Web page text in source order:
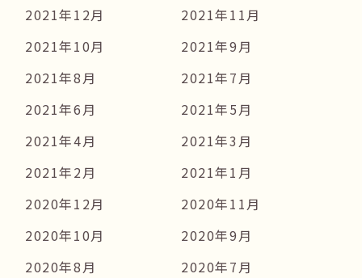
2021年12月
2021年11月
2021年10月
2021年9月
2021年8月
2021年7月
2021年6月
2021年5月
2021年4月
2021年3月
2021年2月
2021年1月
2020年12月
2020年11月
2020年10月
2020年9月
2020年8月
2020年7月